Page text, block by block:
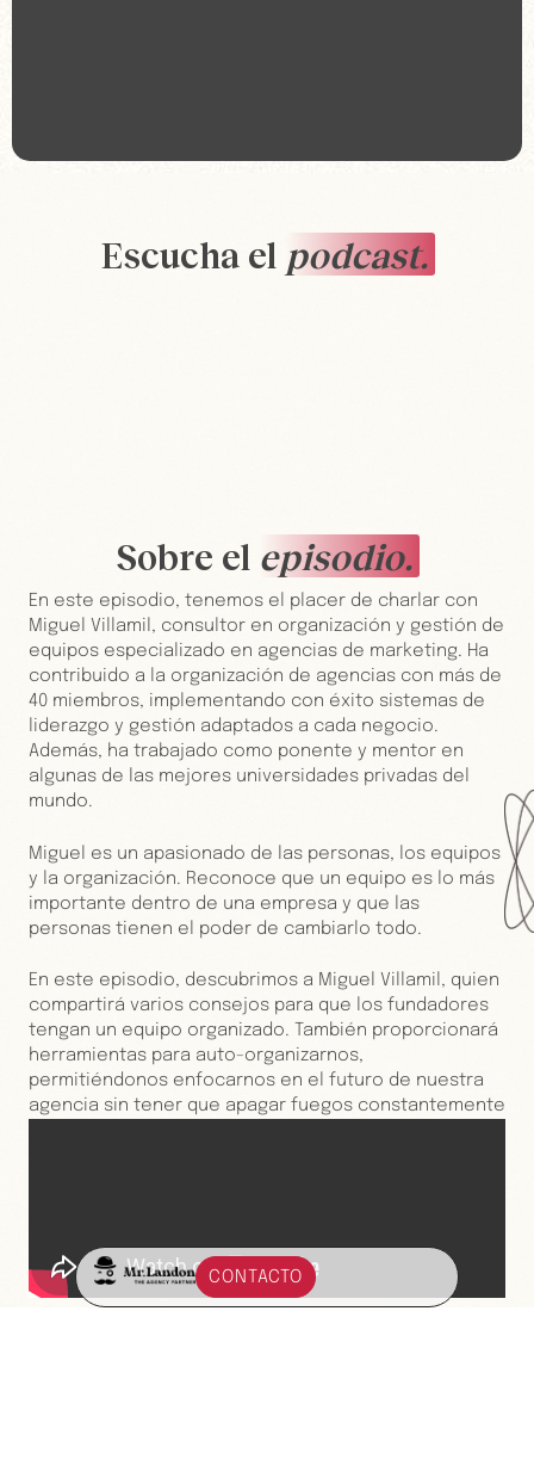
Escucha el podcast.
Sobre el episodio.
En este episodio, tenemos el placer de charlar con
Miguel Villamil, consultor en organización y gestión de
equipos especializado en agencias de marketing. Ha
contribuido a la organización de agencias con más de
40 miembros, implementando con éxito sistemas de
liderazgo y gestión adaptados a cada negocio.
Además, ha trabajado como ponente y mentor en
algunas de las mejores universidades privadas del
mundo.
Miguel es un apasionado de las personas, los equipos
y la organización. Reconoce que un equipo es lo más
importante dentro de una empresa y que las
personas tienen el poder de cambiarlo todo.
En este episodio, descubrimos a Miguel Villamil, quien
compartirá varios consejos para que los fundadores
tengan un equipo organizado. También proporcionará
herramientas para auto-organizarnos,
permitiéndonos enfocarnos en el futuro de nuestra
agencia sin tener que apagar fuegos constantemente
CONTACTO